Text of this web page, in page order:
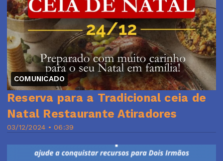
COMUNICADO
03/12/2024 • 06:39
Reserva para a Tradicional ceia de
Natal Restaurante Atiradores